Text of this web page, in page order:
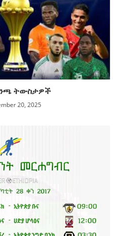
ትውስታዎች
20, 2025